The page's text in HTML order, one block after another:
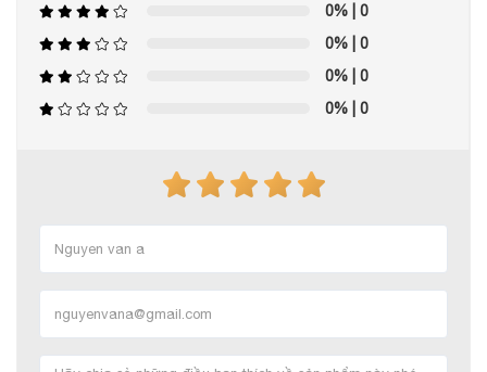
0% | 0
0% | 0
0% | 0
0% | 0